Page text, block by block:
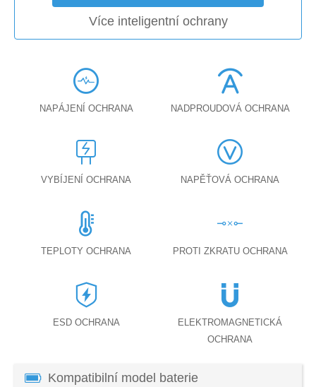
Více inteligentní ochrany
NAPÁJENÍ OCHRANA NADPROUDOVÁ OCHRANA
VYBÍJENÍ OCHRANA NAPĚŤOVÁ OCHRANA
TEPLOTY OCHRANA PROTI ZKRATU OCHRANA
ESD OCHRANA
ELEKTROMAGNETICKÁ
OCHRANA
Kompatibilní model baterie